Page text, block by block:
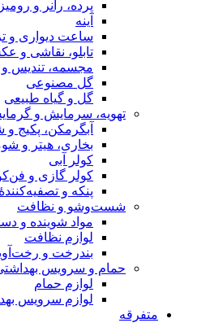
پرده، رانر و
آینه
ساعت دیواری و
تابلو، نقاشی و
مجسمه، تندیس
گل مصنوعی
گل و گیاه طبیعی
تهویه، سرمایش و
آبگرمکن، پکیج و
بخاری، هیتر و
کولر آبی
کولر گازی و
پنکه و تصفیه‌کنندهٔ
شست‌وشو و نظافت
مواد شوینده و
لوازم نظافت
بندرخت و
حمام و سرویس بهداشتی
لوازم حمام
لوازم سرویس
متفرقه